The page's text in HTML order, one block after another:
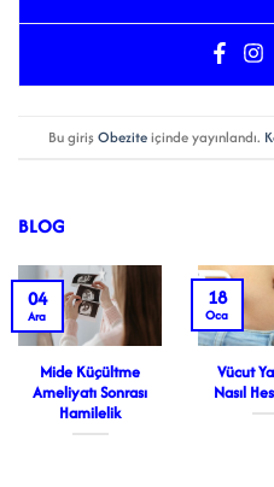
Bu girişObeziteiçinde yayınlandı.
BLOG
Mide Küçültme
Ameliyatı Sonrası
Hamilelik
04
Ara
Vücut
Nasıl
18
Oca